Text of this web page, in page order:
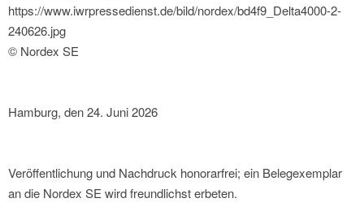
https://www.iwrpressedienst.de/bild/nordex/bd4f9_Delta4000-2-
240626.jpg
© Nordex SE
Hamburg, den 24. Juni 2026
Veröffentlichung und Nachdruck honorarfrei; ein Belegexemplar
an die Nordex SE wird freundlichst erbeten.